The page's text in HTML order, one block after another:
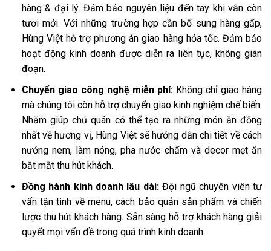
hàng & đại lý. Đảm bảo nguyên liệu đến tay khi vẫn còn
tươi mới. Với những trường hợp cần bổ sung hàng gấp,
Hùng Việt hỗ trợ phương án giao hàng hỏa tốc. Đảm bảo
hoạt động kinh doanh được diễn ra liên tục, không gián
đoạn.
Chuyển giao công nghệ miễn phí:Không chỉ giao hàng
mà chúng tôi còn hỗ trợ chuyển giao kinh nghiệm chế biến.
Nhằm giúp chủ quán có thể tạo ra những món ăn đồng
nhất về hương vị, Hùng Việt sẽ hướng dẫn chi tiết về cách
nướng nem, làm nóng, pha nước chấm và decor mẹt ăn
bắt mắt thu hút khách.
Đồng hành kinh doanh lâu dài:Đội ngũ chuyên viên tư
vấn tận tình về menu, cách bảo quản sản phẩm và chiến
lược thu hút khách hàng. Sẵn sàng hỗ trợ khách hàng giải
quyết mọi vấn đề trong quá trình kinh doanh.